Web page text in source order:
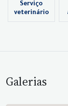
Serviço
veterinário
Galerias